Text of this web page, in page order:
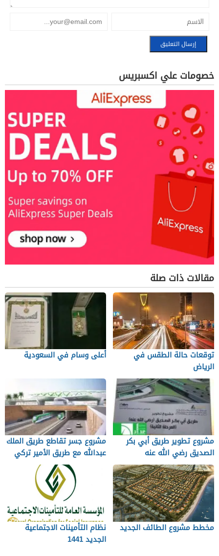
خصومات علي اكسبريس
مقالات ذات صلة
توقعات حالة الطقس في
الرياض
أعلى وسام في السعودية
مشروع تطوير طريق أبي بكر
الصديق رضي الله عنه
مشروع جسر تقاطع طريق الملك
عبدالله مع طريق الأمير تركي
بن عبدالعزيز الأول
مخطط مشروع الطائف الجديد
نظام التأمينات الاجتماعية
الجديد 1441